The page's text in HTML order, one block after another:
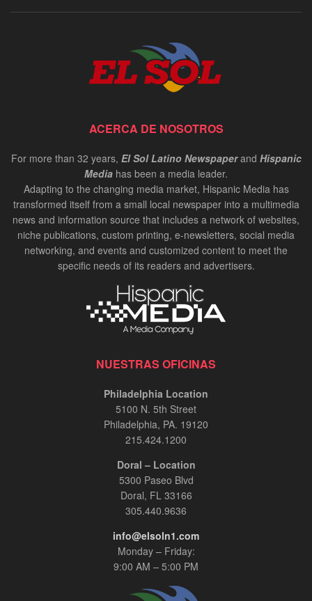
ACERCA DE NOSOTROS
For more than 32 years, El Sol Latino Newspaperand Hispanic
Media has been a media leader.
Adapting to the changing media market, Hispanic Media has
transformed itself from a small local newspaper into a multimedia
news and information source that includes a network of websites,
niche publications, custom printing, e-newsletters, social media
networking, and events and customized content to meet the
specific needs of its readers and advertisers.
NUESTRAS OFICINAS
Philadelphia Location
5100 N. 5th Street
Philadelphia, PA. 19120
215.424.1200
Doral – Location
5300 Paseo Blvd
Doral, FL 33166
305.440.9636
info@elsoln1.com
Monday – Friday:
9:00 AM – 5:00 PM